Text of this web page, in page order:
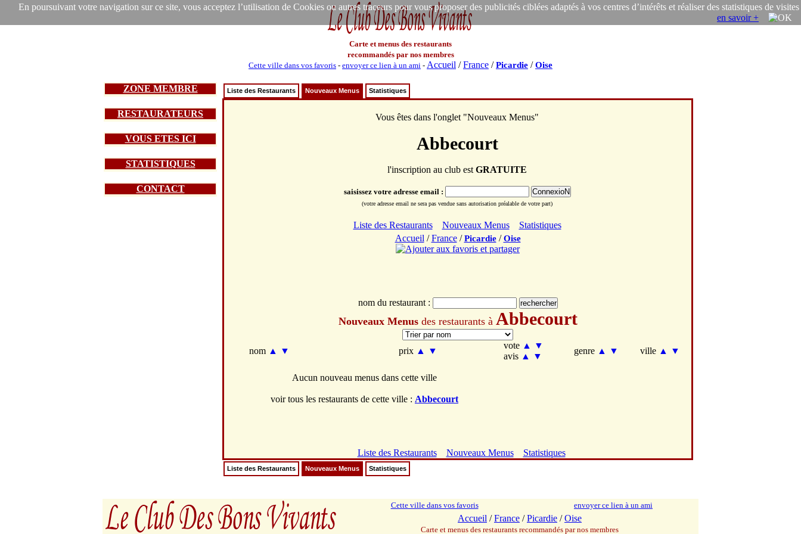
En poursuivant votre navigation sur ce site, vous acceptez l’utilisation de Cookies ou autres traceurs pour vous proposer des publicités ciblées adaptés à vos centres d’intérêts et réaliser des statistiques de visites
en savoir +
Carte et menus des restaurants
recommandés par nos membres
Cette ville dans vos favoris - envoyer ce lien à un ami - Accueil /France /Picardie /Oise
ZONE MEMBRE
RESTAURATEURS
VOUS ETES ICI
STATISTIQUES
CONTACT
Liste des Restaurants Nouveaux Menus Statistiques
Vous êtes dans l'onglet "Nouveaux Menus"
Abbecourt
l'inscription au club est GRATUITE
saisissez votre adresse email :
(votre adresse email ne sera pas vendue sans autorisation préalable de votre part)
Liste des Restaurants Nouveaux Menus
Statistiques
Accueil /France/Picardie/Oise
nom du restaurant :
Nouveaux Menusdes restaurants à Abbecourt
nom ▲ ▼ prix ▲ ▼
vote ▲
▼
avis ▲ ▼
genre ▲ ▼ ville ▲ ▼
Aucun nouveau menus dans cette ville
voir tous les restaurants de cette ville : Abbecourt
Liste des Restaurants Nouveaux Menus Statistiques
Liste des Restaurants Nouveaux Menus Statistiques
Cette ville dans vos favoris envoyer ce lien à un ami
Accueil /France /Picardie /Oise
Carte et menus des restaurants recommandés par nos membres